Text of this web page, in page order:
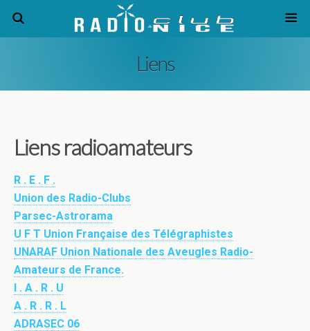
Liens
Liens radioamateurs
R . E . F .
Union des Radio-Clubs
Parsec-Astrorama
U F T Union Française des Télégraphistes
UNARAF Union Nationale des Aveugles Radio-
Amateurs de France.
I . A . R . U
A . R . R . L
ADRASEC 06